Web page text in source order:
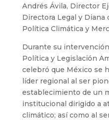
Andrés Ávila, Director
Directora Legal y Diana
Política Climática y
Durante su
Política y Legislación
celebró que México se
líder regional al ser
establecimiento de un
institucional dirigido a
climático; así como al